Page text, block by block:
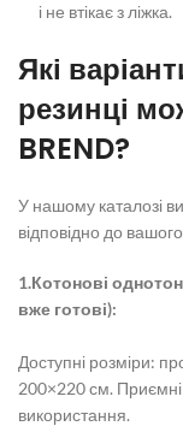
і не втікає з ліжка.
Які
резинці
BREND?
У нашому каталозі
відповідно до
1.Котонові
вже готові):
Доступні розміри:
200×220 см. Приємні
використання.